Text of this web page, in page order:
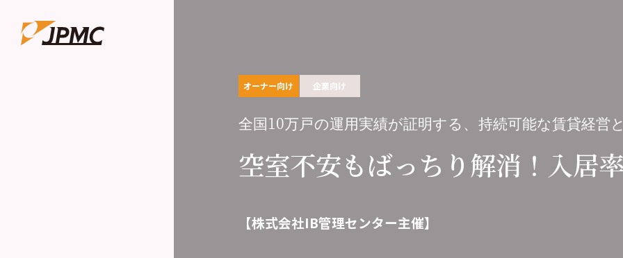
オーナー向け 企業向け
全国10万戸の運用実績が証明する、持続可能な賃貸経営
空室不安もばっちり解消！入居
【株式会社IB管理センター主催】